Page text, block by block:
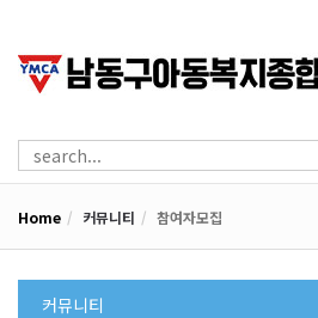
Home 커뮤니티 참여자모집
커뮤니티